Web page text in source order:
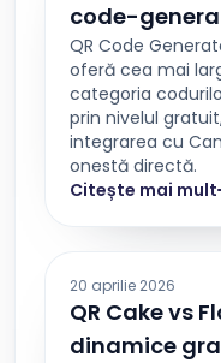
code-
QR Code
oferă cea mai
categoria
prin nivelul
integrarea cu
onestă directă.
Citește mai mult
20 aprilie 2026
QR Cake vs
dinamice